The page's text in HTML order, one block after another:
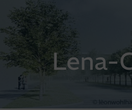
Lena-